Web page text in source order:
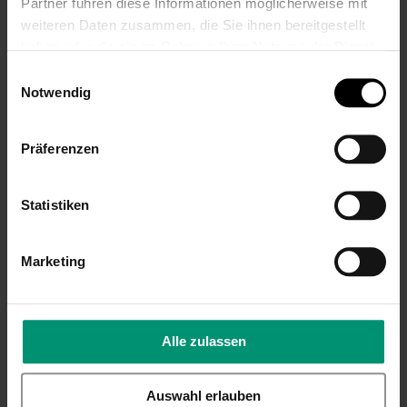
weiteren Daten zusammen, die Sie ihnen bereitgestellt
Notwendig
Präferenzen
Statistiken
Marketing
Alle zulassen
Auswahl erlauben
Schmetterling
Mädchen,
Lila/Flieder
Inkl. 19% Steuern
Namen: Handmade
Inkl. 19% Steuern,exkl.